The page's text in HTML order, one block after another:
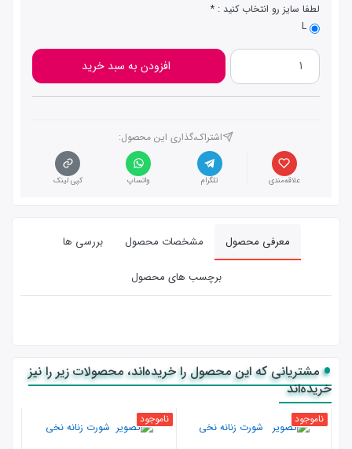
لطفا سایز رو انتخاب کنید :
L
افزودن به سبد خرید
اشتراک،گذاری این محصول‌:
علاقه‌مندی تلگرام واتساپ کپی لینک
معرفی محصول مشخصات محصول بررسی ها
برچسب های محصول
مشتریانی که این محصول را خریده‌اند، محصولات زیر را نیز
خریده‌اند
ناموجود ناموجود